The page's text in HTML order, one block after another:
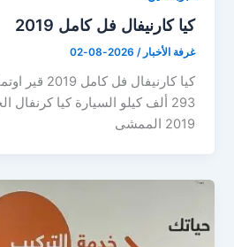
كيا كارنيفال فل كامل 2019
غرفة الأخبار/
2026-08-02
كيا كارنيفال
293 ألف كيلو السيارة كيا كرنفال
2019 الممشى